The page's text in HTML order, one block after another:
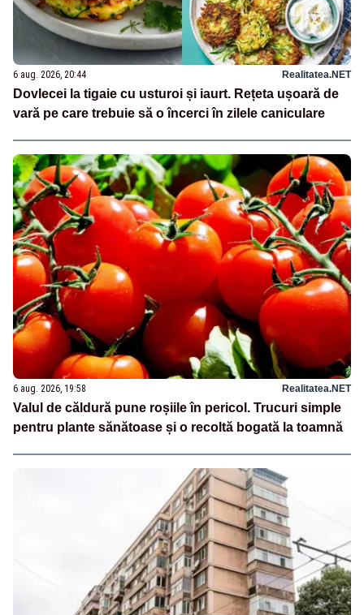
6 aug. 2026, 20:44 Realitatea.NET
Dovlecei la tigaie cu usturoi și iaurt. Rețeta ușoară de
vară pe care trebuie să o încerci în zilele caniculare
6 aug. 2026, 19:58 Realitatea.NET
Valul de căldură pune roșiile în pericol. Trucuri simple
pentru plante sănătoase și o recoltă bogată la toamnă